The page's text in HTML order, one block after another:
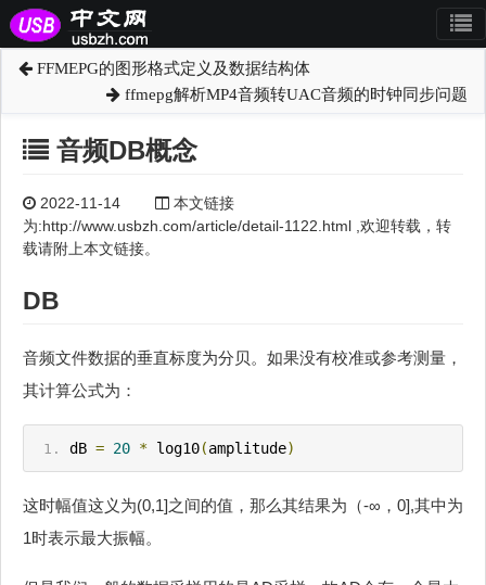
FFMEPG的图形格式定义及数据结构体
ffmepg解析MP4音频转UAC音频的时钟同步问题
音频DB概念
2022-11-14
本文链接
为:http://www.usbzh.com/article/detail-1122.html ,欢迎转载，转
载请附上本文链接。
DB
音频文件数据的垂直标度为分贝。如果没有校准或参考测量，
其计算公式为：
dB = 20 * log10(amplitude)
这时幅值这义为(0,1]之间的值，那么其结果为（-∞，0],其中为
1时表示最大振幅。